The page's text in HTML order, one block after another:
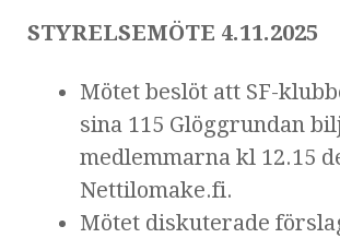
STYRELSEMÖTE 4.11.2025
Mötet beslöt att SF-
sina 115 Glöggrundan
medlemmarna kl 12.15
Nettilomake.fi.
Mötet diskuterade